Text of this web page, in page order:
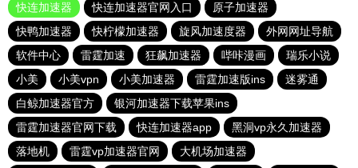
快连加速器
快连加速器官网入口
原子加速器
快鸭加速器
快柠檬加速器 旋风加速度器
外网网址导航
软件中心
雷霆加速 狂飙加速器 哔咔漫画
瑞乐小说
小美
小美vpn 小美加速器 雷霆加速版ins
迷雾通
白鲸加速器官方
银河加速器下载苹果ins
雷霆加速器官网下载
快连加速器app
黑洞vp永久加速器
落地机
雷霆vp加速器官网
大机场加速器